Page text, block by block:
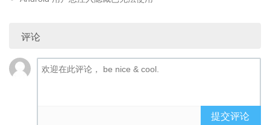
评论
提交评论